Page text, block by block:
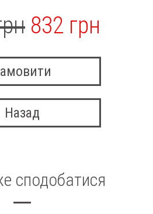
832 грн
Назад
сподобатися